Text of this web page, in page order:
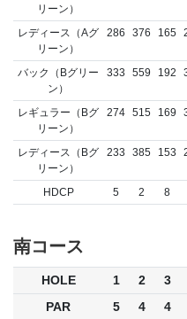
リーン）
レディース（Aグ
リーン）
286 376 165
バック（Bグリー
ン）
333 559 192
レギュラー（Bグ
リーン）
274 515 169
レディース（Bグ
リーン）
233 385 153
HDCP 5 2 8
南コース
HOLE 1 2 3
PAR
5 4 4